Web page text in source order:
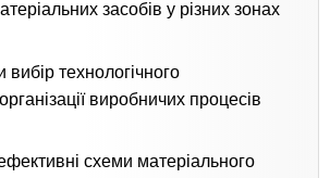
засобів у різних зонах
технологічного
виробничих процесів
схеми матеріального